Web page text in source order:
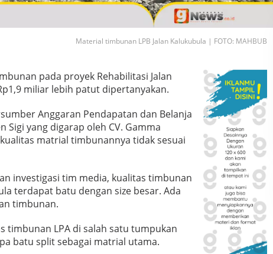
Material timbunan LPB Jalan Kalukubula | FOTO: MAHBUB
pada proyek Rehabilitasi Jalan
miliar lebih patut dipertanyakan.
Anggaran Pendapatan dan Belanja
Sigi yang digarap oleh CV. Gamma
matrial timbunannya tidak sesuai
investigasi tim media, kualitas timbunan
terdapat batu dengan size besar. Ada
timbunan.
timbunan LPA di salah satu tumpukan
batu split sebagai matrial utama.